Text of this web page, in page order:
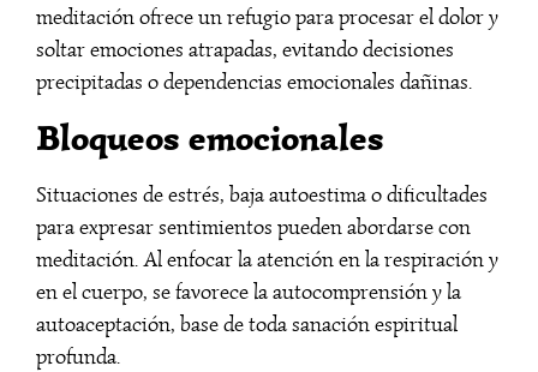
meditación ofrece un refugio para procesar el dolor y
soltar emociones atrapadas, evitando decisiones
precipitadas o dependencias emocionales dañinas.
Bloqueos emocionales
Situaciones de estrés, baja autoestima o dificultades
para expresar sentimientos pueden abordarse con
meditación. Al enfocar la atención en la respiración y
en el cuerpo, se favorece la autocomprensión y la
autoaceptación, base de toda sanación espiritual
profunda.